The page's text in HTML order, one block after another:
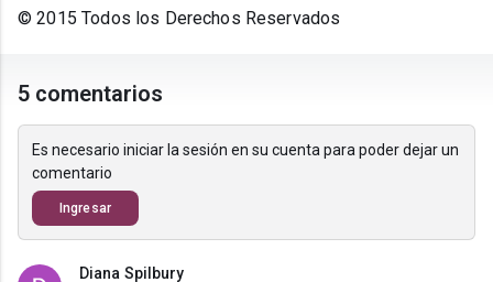
© 2015 Todos los Derechos Reservados
5 comentarios
Es necesario iniciar la sesión en su cuenta para poder dejar un
comentario
Ingresar
Diana Spilbury